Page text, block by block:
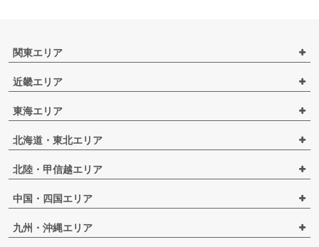
関東エリア
近畿エリア
東海エリア
北海道・東北エリア
北陸・甲信越エリア
中国・四国エリア
九州・沖縄エリア